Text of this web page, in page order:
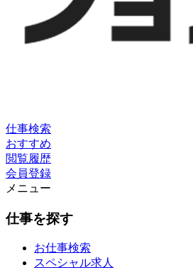
仕事検索
おすすめ
閲覧履歴
会員登録
メニュー
仕事を探す
お仕事検索
スペシャル求人